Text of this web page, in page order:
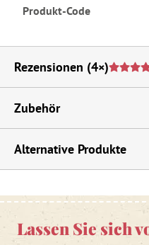
Produkt-Code
Rezensionen (4×)
Zubehör
Alternative Produkte
Lassen Sie sich